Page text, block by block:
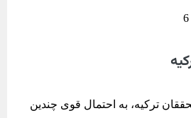
ترکیه، به احتمال قوی چندین